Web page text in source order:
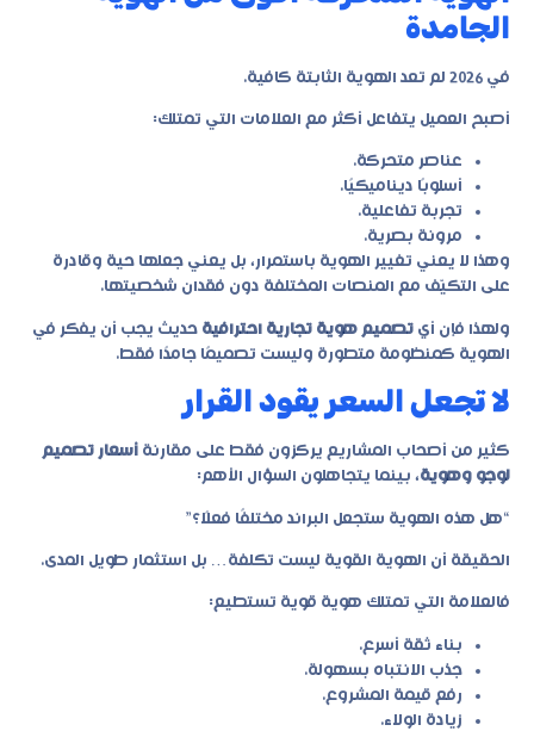
الجامدة
في 2026 لم تعد الهوية الثابتة كافية.
أصبح العميل يتفاعل أكثر مع العلامات التي تمتلك:
عناصر متحركة.
أسلوبًا ديناميكيًا.
تجربة تفاعلية.
مرونة بصرية.
وهذا لا يعني تغيير الهوية باستمرار، بل يعني جعلها حية وقادرة
على التكيّف مع المنصات المختلفة دون فقدان شخصيتها.
ولهذا فإن أي تصميم هوية تجارية احترافية حديث يجب أن يفكر في
الهوية كمنظومة متطورة وليست تصميمًا جامدًا فقط.
لا تجعل السعر يقود القرار
كثير من أصحاب المشاريع يركزون فقط على مقارنة أسعار تصميم
لوجو وهوية، بينما يتجاهلون السؤال الأهم:
“هل هذه الهوية ستجعل البراند مختلفًا فعلًا؟”
الحقيقة أن الهوية القوية ليست تكلفة… بل استثمار طويل المدى.
فالعلامة التي تمتلك هوية قوية تستطيع:
بناء ثقة أسرع.
جذب الانتباه بسهولة.
رفع قيمة المشروع.
زيادة الولاء.